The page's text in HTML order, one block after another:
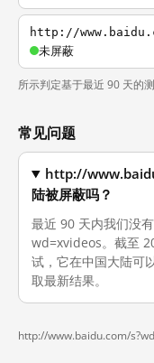
http://
未屏蔽
所示判定基于最近 90 天的
常见问题
http://
陆被屏蔽吗？
最近 90 天内我们没
wd=xvideos。截至
试，它在中国大陆可
取最新结果。
http://www.baidu.com/